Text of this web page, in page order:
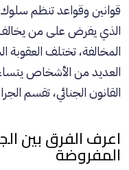
قوانين وقواعد تنظم سلوك
الذي يفرض على من
المخالفة، تختلف العقوبة
العديد من الأشخاص
القانون الجنائي، تقسم
اعرف الفرق بين
المفروضة